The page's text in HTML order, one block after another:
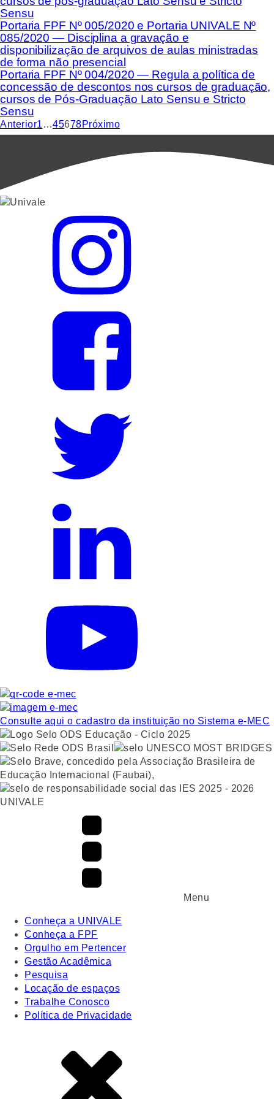
Sensu
Portaria FPF Nº 005/2020 e Portaria UNIVALE Nº
085/2020 — Disciplina a gravação e
disponibilização de arquivos de aulas ministradas
de forma não presencial
Portaria FPF Nº 004/2020 — Regula a política de
concessão de descontos nos cursos de graduação,
cursos de Pós-Graduação Lato Sensu e Stricto
Sensu
Anterior1 …45678Próximo
Consulte aqui o cadastro da instituição no Sistema e-MEC
UNIVALE
Menu
Conheça a UNIVALE
Conheça a FPF
Orgulho em Pertencer
Gestão Acadêmica
Pesquisa
Locação de espaços
Trabalhe Conosco
Política de Privacidade